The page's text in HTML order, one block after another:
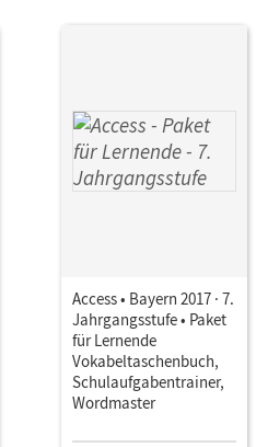
Access • Bayern 2017 · 7.
Jahrgangsstufe • Paket
für Lernende
Vokabeltaschenbuch,
Schulaufgabentrainer,
Wordmaster